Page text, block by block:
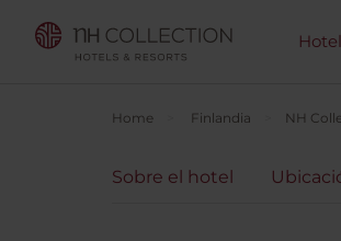
Home Finlandia NH
Sobre el hotel